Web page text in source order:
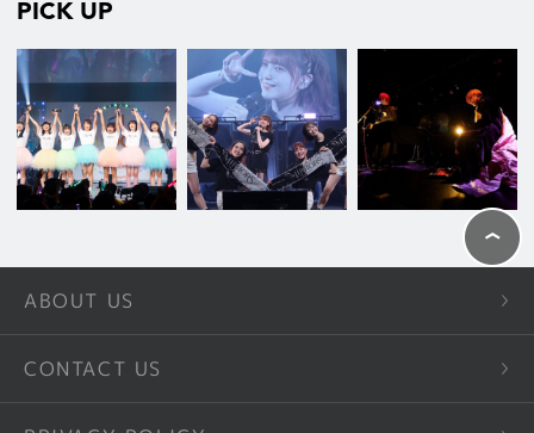
PICK UP
ABOUT US
CONTACT US